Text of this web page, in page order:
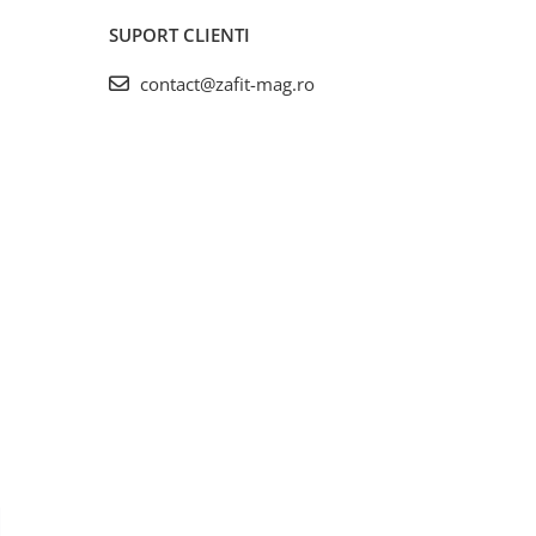
SUPORT CLIENTI
contact@zafit-mag.ro